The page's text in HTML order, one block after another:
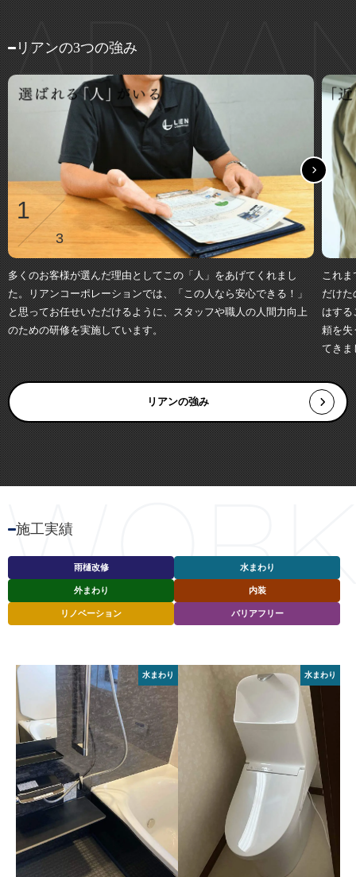
リアンの3つの強み
1
3
多くのお客様が選んだ理由としてこの「人」をあげてくれまし
た。リアンコーポレーションでは、「この人なら安心できる！」
と思ってお任せいただけるように、スタッフや職人の人間力向上
のための研修を実施しています。
これま
だけた
はする
頼を失
てきま
リアンの強み
施工実績
雨樋改修 水まわり
外まわり 内装
リノベーション バリアフリー
水まわり 水まわり